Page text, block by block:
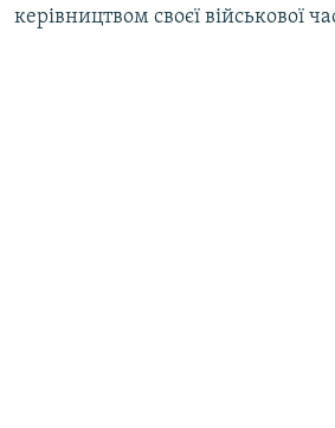
керівництвом своєї військової